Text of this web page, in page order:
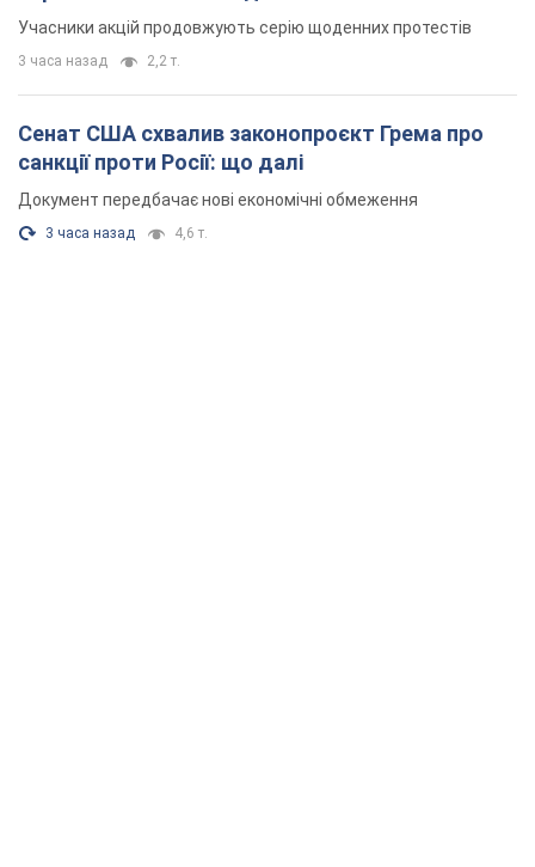
Учасники акцій продовжують серію щоденних протестів
3 часа назад 2,2 т.
Сенат США схвалив законопроєкт Грема про
санкції проти Росії: що далі
Документ передбачає нові економічні обмеження
3 часа назад 4,6 т.